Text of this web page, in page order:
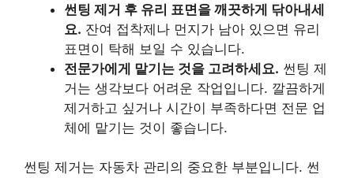
썬팅 제거 후 유리 표면을 깨끗하게 닦아내세
요. 잔여 접착제나 먼지가 남아 있으면 유리
표면이 탁해 보일 수 있습니다.
전문가에게 맡기는 것을 고려하세요. 썬팅 제
거는 생각보다 어려운 작업입니다. 깔끔하게
제거하고 싶거나 시간이 부족하다면 전문 업
체에 맡기는 것이 좋습니다.
썬팅 제거는 자동차 관리의 중요한 부분입니다. 썬